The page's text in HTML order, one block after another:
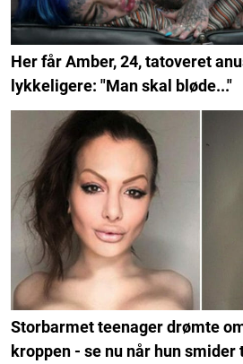
Her får Amber, 24, tatoveret
lykkeligere: "Man skal bløde..."
Storbarmet teenager drømte
kroppen - se nu når hun smider